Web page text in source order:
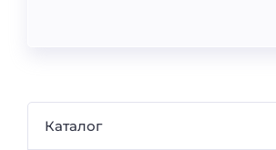
Каталог